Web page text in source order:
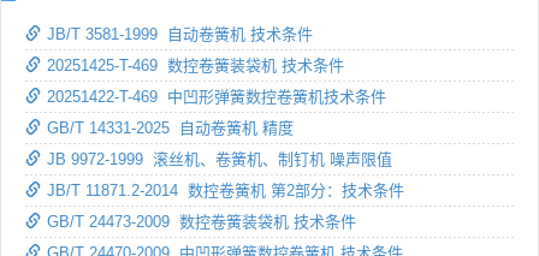
JB/T 3581-1999 自动卷簧机 技术条件
20251425-T-469 数控卷簧装袋机 技术条件
20251422-T-469 中凹形弹簧数控卷簧机技术条件
GB/T 14331-2025 自动卷簧机 精度
JB 9972-1999 滚丝机、卷簧机、制钉机 噪声限值
JB/T 11871.2-2014 数控卷簧机 第2部分：技术条件
GB/T 24473-2009 数控卷簧装袋机 技术条件